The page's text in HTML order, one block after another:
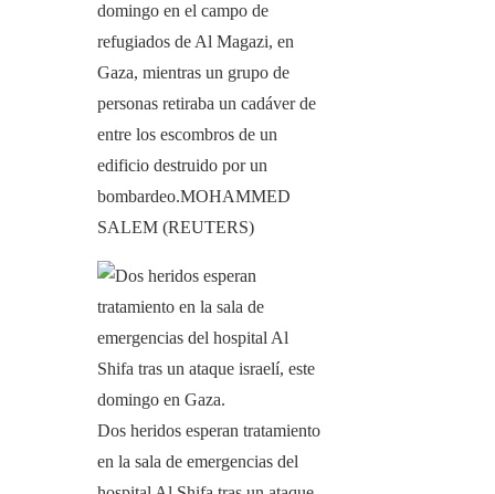
domingo en el campo de
refugiados de Al Magazi, en
Gaza, mientras un grupo de
personas retiraba un cadáver de
entre los escombros de un
edificio destruido por un
bombardeo.MOHAMMED
SALEM (REUTERS)
Dos heridos esperan tratamiento
en la sala de emergencias del